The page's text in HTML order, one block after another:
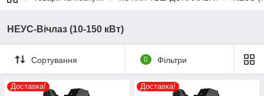
НЕУС-Вічлаз (10-150 кВт)
Сортування 0 Фільтри
Доставка! Доставка!